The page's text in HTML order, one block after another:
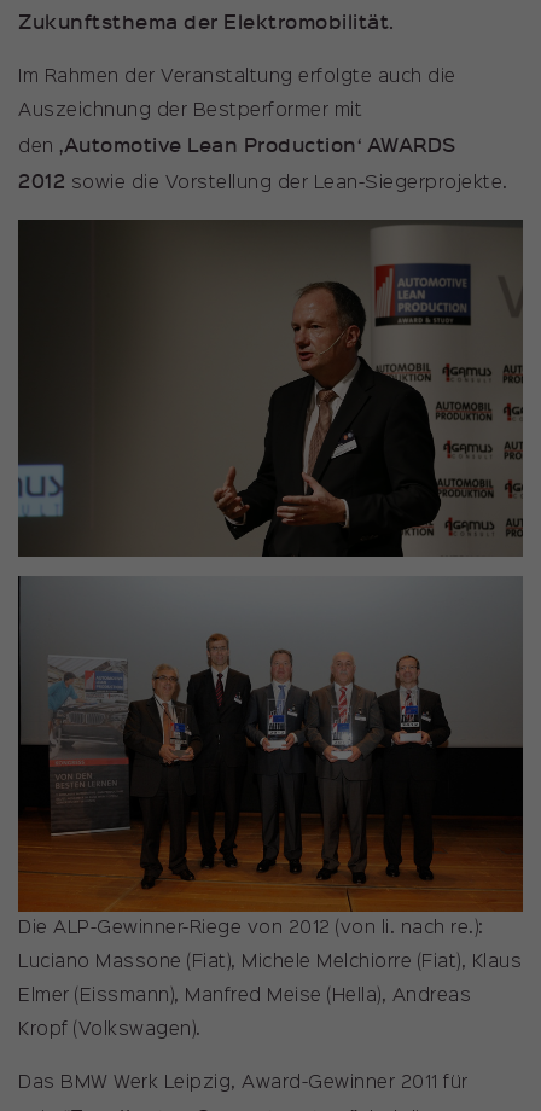
Zukunftsthema der Elektromobilität.
Im Rahmen der Veranstaltung erfolgte auch die
Auszeichnung der Bestperformer mit
den ‚Automotive Lean Production‘ AWARDS
2012 sowie die Vorstellung der Lean-Siegerprojekte.
Die ALP-Gewinner-Riege von 2012 (von li. nach re.):
Luciano Massone (Fiat), Michele Melchiorre (Fiat), Klaus
Elmer (Eissmann), Manfred Meise (Hella), Andreas
Kropf (Volkswagen).
Das BMW Werk Leipzig, Award-Gewinner 2011 für